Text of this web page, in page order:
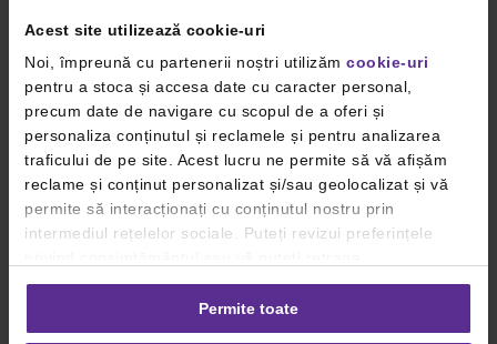
Acest site utilizează cookie-uri
Noi, împreună cu partenerii noștri utilizăm cookie-uri
pentru a stoca și accesa date cu caracter personal,
precum date de navigare cu scopul de a oferi și
personaliza conținutul și reclamele și pentru analizarea
traficului de pe site. Acest lucru ne permite să vă afișăm
reclame și conținut personalizat și/sau geolocalizat și vă
permite să interacționați cu conținutul nostru prin
intermediul rețelelor sociale. Puteți revizui preferințele
consimțământul oricând, făcând click pe linkul către
setările dvs. de cookie-uri.Permite toate